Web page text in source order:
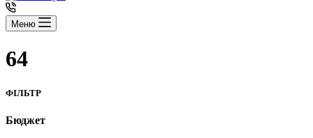
Меню
64
ФІЛЬТР
Бюджет